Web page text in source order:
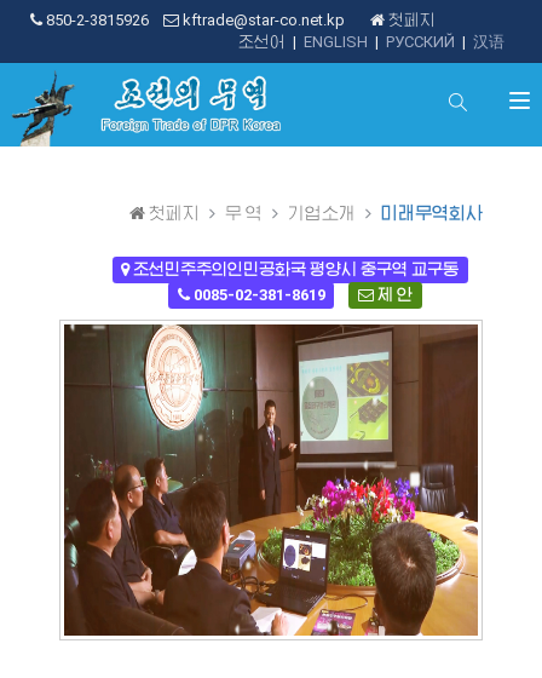
850-2-3815926 kftrade@star-co.net.kp
첫페지
| 汉语
| РУССКИЙ
| ENGLISH
조선어
첫페지 무 역 기업소개 미래무역회사
조선민주주의인민공화국 평양시 중구역 교구동
0085-02-381-8619
제 안